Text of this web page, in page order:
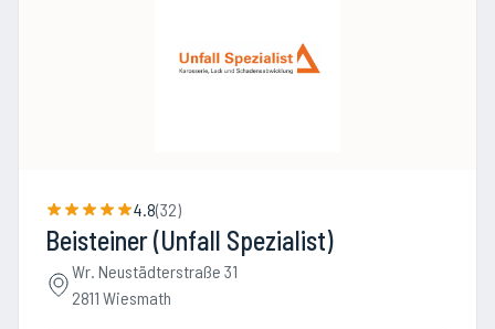
4.8(32)
Beisteiner (Unfall Spezialist)
Wr. Neustädterstraße 31
2811 Wiesmath